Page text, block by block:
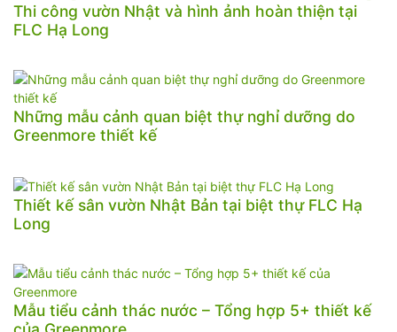
Thi công vườn Nhật và hình ảnh hoàn thiện tại
FLC Hạ Long
Những mẫu cảnh quan biệt thự nghỉ dưỡng do
Greenmore thiết kế
Thiết kế sân vườn Nhật Bản tại biệt thự FLC Hạ
Long
Mẫu tiểu cảnh thác nước – Tổng hợp 5+ thiết kế